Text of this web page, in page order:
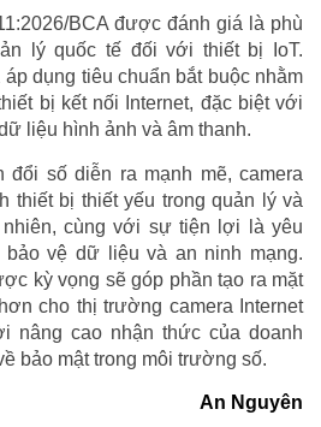
BCA được đánh giá là phù
lý quốc tế đối với thiết bị IoT.
dụng tiêu chuẩn bắt buộc nhằm
bị kết nối Internet, đặc biệt với
liệu hình ảnh và âm thanh.
đổi số diễn ra mạnh mẽ, camera
thiết bị thiết yếu trong quản lý và
nhiên, cùng với sự tiện lợi là yêu
vệ dữ liệu và an ninh mạng.
kỳ vọng sẽ góp phần tạo ra mặt
cho thị trường camera Internet
nâng cao nhận thức của doanh
bảo mật trong môi trường số.
An Nguyên